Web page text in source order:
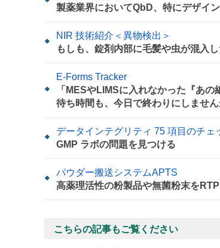
製薬業界においてQbD、特にデザイ
NIR 技術紹介＜異物検出＞
もしも、錠剤内部に毛髪や虫が混入し
E-Forms Tracker
「MESやLIMSに入れなかった『あ
待ち時間も、今日で終わりにしません
データインテグリティ 75 項目のチェ
GMP ラボの問題を見つける
パウダー搬送システムAPTS
高薬理活性の粉製品や無菌粉末を
こちらの記事もご覧ください